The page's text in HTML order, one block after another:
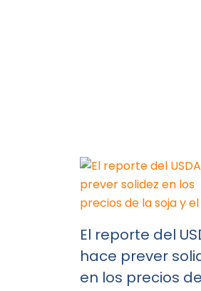
El reporte del
hace prever
en los precios